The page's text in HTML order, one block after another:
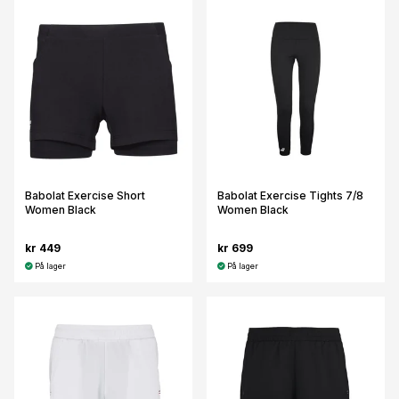
Babolat Exercise Short
Women Black
kr 449
På lager
Babolat Exercise Tights 7/8
Women Black
kr 699
På lager